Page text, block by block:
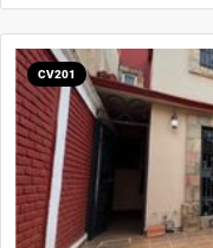
CV201